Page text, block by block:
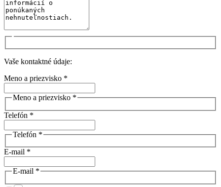
Vaše kontaktné údaje:
Meno a priezvisko *
Meno a priezvisko *
Telefón *
Telefón *
E-mail *
E-mail *